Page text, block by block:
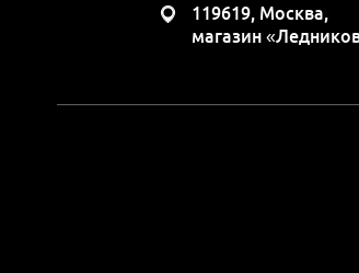
119619, Москва,
магазин